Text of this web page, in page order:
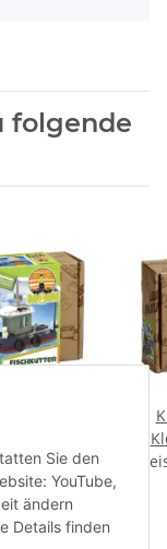
folgende
KC1304
Anmeldung
Sie den
YouTube,
ändern
Details finden